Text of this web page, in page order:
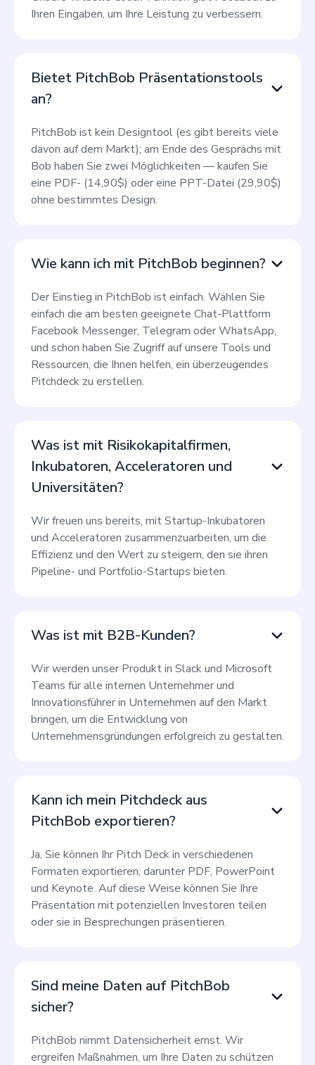
Ihren Eingaben, um Ihre Leistung zu verbessern.
Bietet PitchBob Präsentationstools
an?
PitchBob ist kein Designtool (es gibt bereits viele
davon auf dem Markt); am Ende des Gesprächs mit
Bob haben Sie zwei Möglichkeiten — kaufen Sie
eine PDF- (14,90$) oder eine PPT-Datei (29,90$)
ohne bestimmtes Design.
Wie kann ich mit PitchBob beginnen?
Der Einstieg in PitchBob ist einfach. Wählen Sie
einfach die am besten geeignete Chat-Plattform
Facebook Messenger, Telegram oder WhatsApp,
und schon haben Sie Zugriff auf unsere Tools und
Ressourcen, die Ihnen helfen, ein überzeugendes
Pitchdeck zu erstellen.
Was ist mit Risikokapitalfirmen,
Inkubatoren, Acceleratoren und
Universitäten?
Wir freuen uns bereits, mit Startup-Inkubatoren
und Acceleratoren zusammenzuarbeiten, um die
Effizienz und den Wert zu steigern, den sie ihren
Pipeline- und Portfolio-Startups bieten.
Was ist mit B2B-Kunden?
Wir werden unser Produkt in Slack und Microsoft
Teams für alle internen Unternehmer und
Innovationsführer in Unternehmen auf den Markt
bringen, um die Entwicklung von
Unternehmensgründungen erfolgreich zu gestalten.
Kann ich mein Pitchdeck aus
PitchBob exportieren?
Ja, Sie können Ihr Pitch Deck in verschiedenen
Formaten exportieren, darunter PDF, PowerPoint
und Keynote. Auf diese Weise können Sie Ihre
Präsentation mit potenziellen Investoren teilen
oder sie in Besprechungen präsentieren.
Sind meine Daten auf PitchBob
sicher?
PitchBob nimmt Datensicherheit ernst. Wir
ergreifen Maßnahmen, um Ihre Daten zu schützen